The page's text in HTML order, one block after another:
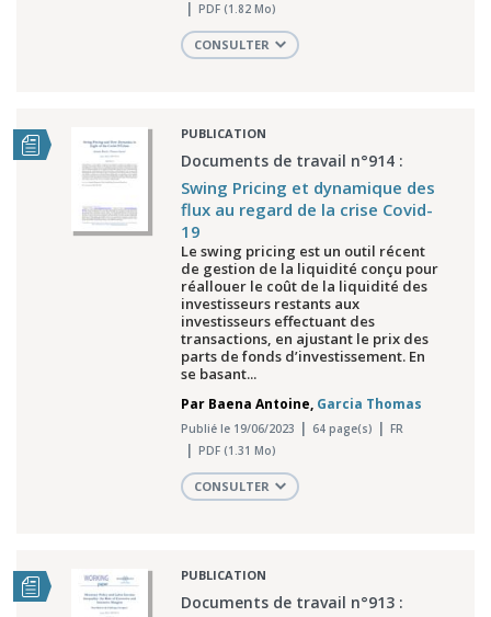
PDF (1.82 Mo)
CONSULTER
PUBLICATION
Documents de travail n°914 :
Swing Pricing et dynamique des
flux au regard de la crise Covid-
19
Le swing pricing est un outil récent
de gestion de la liquidité conçu pour
réallouer le coût de la liquidité des
investisseurs restants aux
investisseurs effectuant des
transactions, en ajustant le prix des
parts de fonds d’investissement. En
se basant...
Par Baena Antoine, Garcia Thomas
Publié le 19/06/2023 64 page(s)
FR
PDF (1.31 Mo)
CONSULTER
PUBLICATION
Documents de travail n°913 :